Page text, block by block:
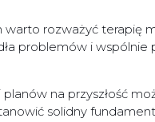
rozważyć terapię
problemów i wspólnie
na przyszłość
solidny